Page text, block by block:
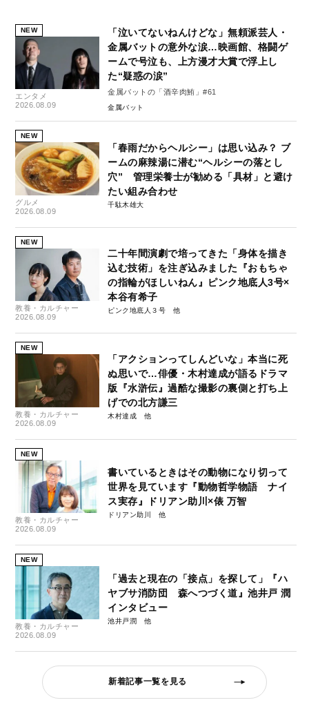
NEW
エンタメ
2026.08.09
「泣いてないねんけどな」無頼派芸人・
金属バットの意外な涙…映画館、格闘ゲ
ームで号泣も、上方漫才大賞で浮上し
た“疑惑の涙”
金属バットの「酒辛肉鮪」#61
金属バット
NEW
グルメ
2026.08.09
「春雨だからヘルシー」は思い込み？ ブ
ームの麻辣湯に潜む“ヘルシーの落とし
穴” 管理栄養士が勧める「具材」と避け
たい組み合わせ
千駄木雄大
NEW
教養・カルチャー
2026.08.09
二十年間演劇で培ってきた「身体を描き
込む技術」を注ぎ込みました『おもちゃ
の指輪がほしいねん』ピンク地底人3号×
本谷有希子
ピンク地底人３号
NEW
教養・カルチャー
2026.08.09
「アクションってしんどいな」本当に死
ぬ思いで…俳優・木村達成が語るドラマ
版『水滸伝』過酷な撮影の裏側と打ち上
げでの北方謙三
木村達成
NEW
教養・カルチャー
2026.08.09
書いているときはその動物になり切って
世界を見ています『動物哲学物語 ナイ
ス実存』ドリアン助川×俵 万智
ドリアン助川
NEW
教養・カルチャー
2026.08.09
「過去と現在の「接点」を探して」『ハ
ヤブサ消防団 森へつづく道』池井戸 潤
インタビュー
池井戸潤
新着記事一覧を見る